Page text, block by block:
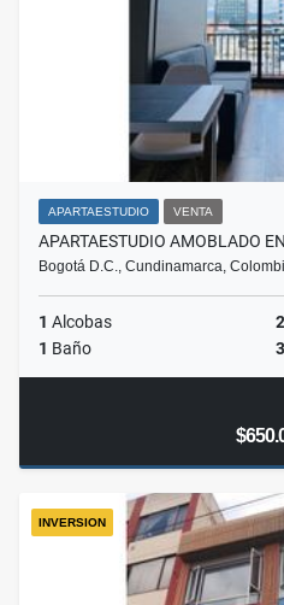
APARTAESTUDIO VENTA
APARTAESTUDIO AMOBLADO
Bogotá D.C., Cundinamarca,
1 Alcobas 2
1 Baño
INVERSION